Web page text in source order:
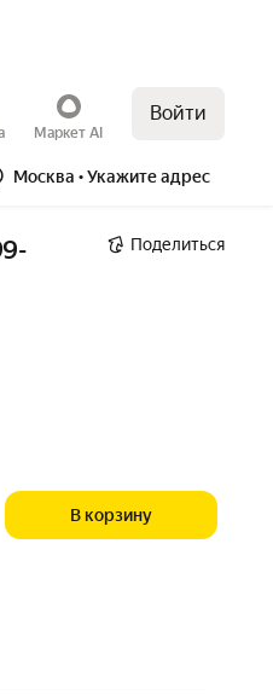
Маркет AI
Войти
Москва • Укажите адрес
Поделиться
В корзину